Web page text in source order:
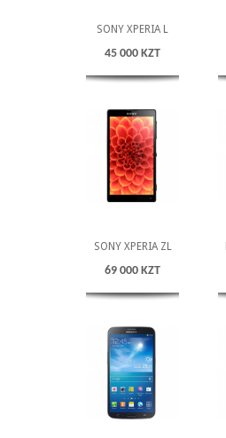
SONY XPERIA L
45 000 KZT
SONY XPERIA ZL
69 000 KZT